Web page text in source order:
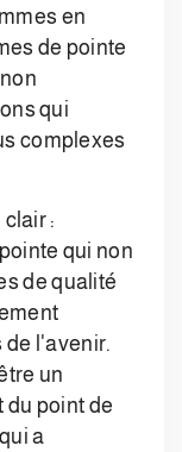
en
de pointe
qui
complexes
:
qui non
de qualité
l'avenir.
un
du point de
a